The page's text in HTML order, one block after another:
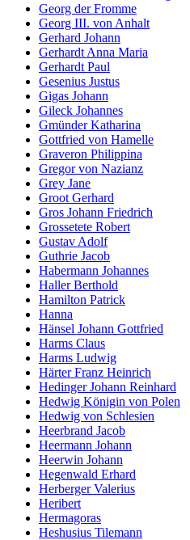
Georg der Fromme
Georg III. von Anhalt
Gerhard Johann
Gerhardt Anna Maria
Gerhardt Paul
Gesenius Justus
Gigas Johann
Gileck Johannes
Gmünder Katharina
Gottfried von Hamelle
Graveron Philippina
Gregor von Nazianz
Grey Jane
Groot Gerhard
Gros Johann Friedrich
Grossetete Robert
Gustav Adolf
Guthrie Jacob
Habermann Johannes
Haller Berthold
Hamilton Patrick
Hanna
Hänsel Johann Gottfried
Harms Claus
Harms Ludwig
Härter Franz Heinrich
Hedinger Johann Reinhard
Hedwig Königin von Polen
Hedwig von Schlesien
Heerbrand Jacob
Heermann Johann
Heerwin Johann
Hegenwald Erhard
Herberger Valerius
Heribert
Hermagoras
Heshusius Tilemann